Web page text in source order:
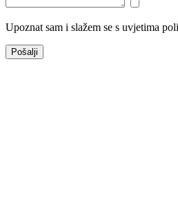
Upoznat sam i slažem se s uvjetima
Pošalji